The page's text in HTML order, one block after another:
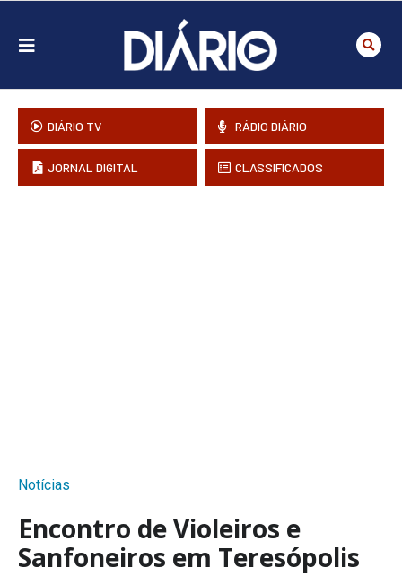
DIÁRIO TV RÁDIO DIÁRIO
JORNAL DIGITAL CLASSIFICADOS
Notícias
Encontro de Violeiros e
Sanfoneiros em Teresópolis